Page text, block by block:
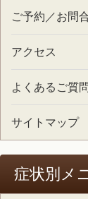
ご予約／お問
アクセス
よくあるご質問
サイトマップ
症状別メ